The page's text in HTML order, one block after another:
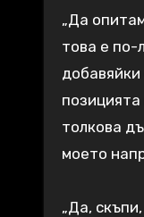
„Да
това е по-
толкова
моето
„Да,